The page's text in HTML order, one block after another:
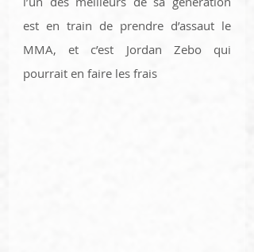
est en train de prendre d’assaut le
MMA, et c’est Jordan Zebo qui
pourrait en faire les frais